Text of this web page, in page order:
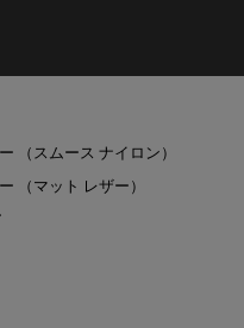
（スムース ナイロン）
（マット レザー）